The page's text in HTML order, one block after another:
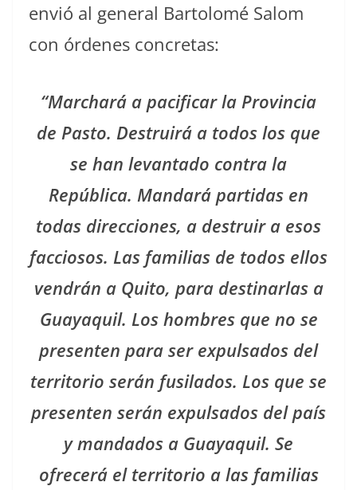
envió al general Bartolomé Salom
con órdenes concretas:
“Marchará a pacificar la Provincia
de Pasto. Destruirá a todos los que
se han levantado contra la
República. Mandará partidas en
todas direcciones, a destruir a esos
facciosos. Las familias de todos ellos
vendrán a Quito, para destinarlas a
Guayaquil. Los hombres que no se
presenten para ser expulsados del
territorio serán fusilados. Los que se
presenten serán expulsados del país
y mandados a Guayaquil. Se
ofrecerá el territorio a las familias